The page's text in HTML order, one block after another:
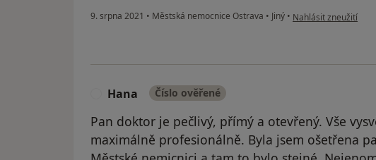
9. srpna 2021 • Městská nemocnice Ostrava • Jiný • podle názoru uživatele
Nahlásit zneužití
Hana Číslo ověřené
Pan doktor je pečlivý, přímý a otevřený. Vše
maximálně profesionálně. Byla jsem ošetřena